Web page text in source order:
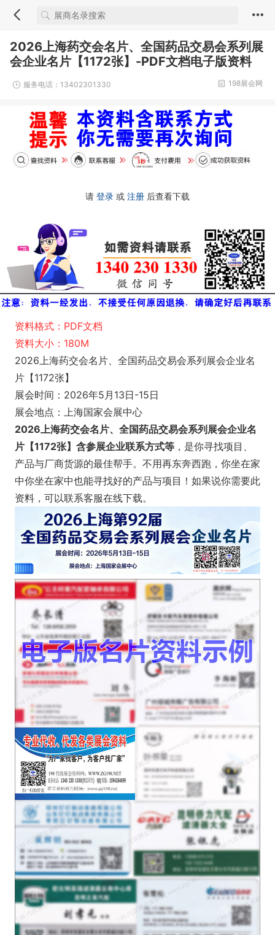
2026上海药交会名片、全国药品交易会系列展
会企业名片【1172张】-PDF文档电子版资料
服务电话：13402301330 198展会网
请 登录 或 注册 后查看下载
资料格式：PDF文档
资料大小：180M
2026上海药交会名片、全国药品交易会系列展会企业名
片【1172张】
展会时间：2026年5月13日-15日
展会地点：上海国家会展中心
2026上海药交会名片、全国药品交易会系列展会企业名
片【1172张】含参展企业联系方式等 ，是你寻找项目、
产品与厂商货源的最佳帮手。不用再东奔西跑，你坐在家
中你坐在家中也能寻找好的产品与项目！如果说你需要此
资料，可以联系客服在线下载。